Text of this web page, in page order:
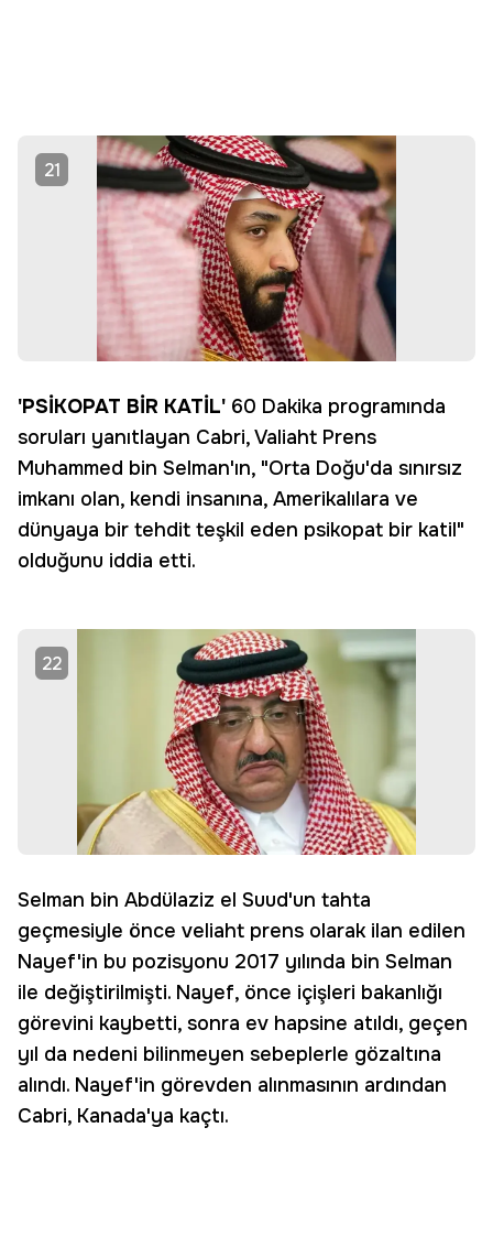
21
'PSİKOPAT BİR KATİL' 60 Dakika programında
soruları yanıtlayan Cabri, Valiaht Prens
Muhammed bin Selman'ın, "Orta Doğu'da sınırsız
imkanı olan, kendi insanına, Amerikalılara ve
dünyaya bir tehdit teşkil eden psikopat bir katil"
olduğunu iddia etti.
22
Selman bin Abdülaziz el Suud'un tahta
geçmesiyle önce veliaht prens olarak ilan edilen
Nayef'in bu pozisyonu 2017 yılında bin Selman
ile değiştirilmişti. Nayef, önce içişleri bakanlığı
görevini kaybetti, sonra ev hapsine atıldı, geçen
yıl da nedeni bilinmeyen sebeplerle gözaltına
alındı. Nayef'in görevden alınmasının ardından
Cabri, Kanada'ya kaçtı.